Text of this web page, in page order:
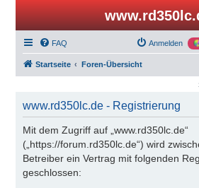
FAQ Anmelden
Startseite Foren-Übersicht
www.rd350lc.de - Registrierung
Mit dem Zugriff auf „www.rd350lc.de“
(„https://forum.rd350lc.de“) wird
Betreiber ein Vertrag mit folgenden
geschlossen: